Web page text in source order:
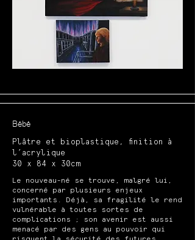
Bébé
Plâtre et bioplastique, finition à
l’acrylique
30 x 84 x 30cm
Le nouveau-né se trouve, malgré lui,
concerné par plusieurs enjeux
importants. Déjà, sa fragilité le rend
vulnérable à toutes sortes de
complications ; son avenir est aussi
menacé par des gens au pouvoir qui